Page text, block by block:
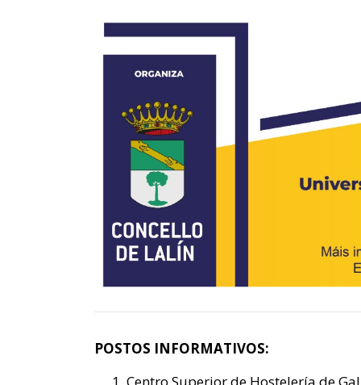
POSTOS INFORMATIVOS:
Centro Superior de Hostelería de